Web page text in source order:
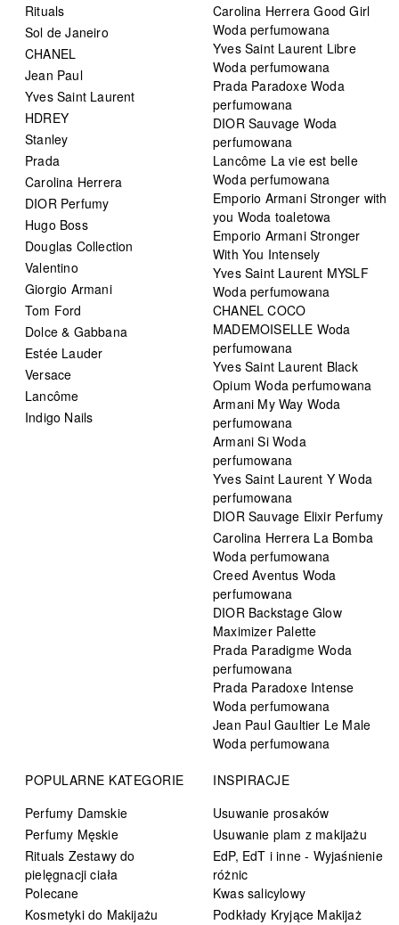
Rituals
Sol de Janeiro
CHANEL
Jean Paul
Yves Saint Laurent
HDREY
Stanley
Prada
Carolina Herrera
DIOR Perfumy
Hugo Boss
Douglas Collection
Valentino
Giorgio Armani
Tom Ford
Dolce & Gabbana
Estée Lauder
Versace
Lancôme
Indigo Nails
Carolina Herrera Good Girl
Woda perfumowana
Yves Saint Laurent Libre
Woda perfumowana
Prada Paradoxe Woda
perfumowana
DIOR Sauvage Woda
perfumowana
Lancôme La vie est belle
Woda perfumowana
Emporio Armani Stronger with
you Woda toaletowa
Emporio Armani Stronger
With You Intensely
Yves Saint Laurent MYSLF
Woda perfumowana
CHANEL COCO
MADEMOISELLE Woda
perfumowana
Yves Saint Laurent Black
Opium Woda perfumowana
Armani My Way Woda
perfumowana
Armani Si Woda
perfumowana
Yves Saint Laurent Y Woda
perfumowana
DIOR Sauvage Elixir Perfumy
Carolina Herrera La Bomba
Woda perfumowana
Creed Aventus Woda
perfumowana
DIOR Backstage Glow
Maximizer Palette
Prada Paradigme Woda
perfumowana
Prada Paradoxe Intense
Woda perfumowana
Jean Paul Gaultier Le Male
Woda perfumowana
POPULARNE KATEGORIE
Perfumy Damskie
Perfumy Męskie
Rituals Zestawy do
pielęgnacji ciała
Polecane
Kosmetyki do Makijażu
INSPIRACJE
Usuwanie prosaków
Usuwanie plam z makijażu
EdP, EdT i inne - Wyjaśnienie
różnic
Kwas salicylowy
Podkłady Kryjące Makijaż